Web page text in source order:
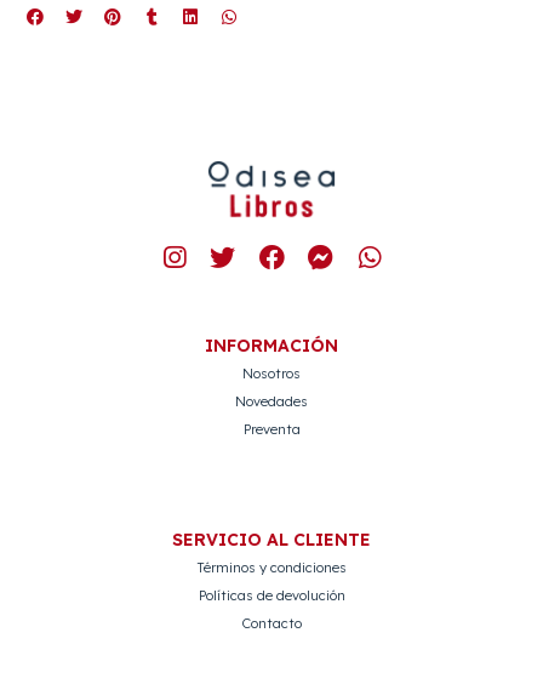
INFORMACIÓN
Nosotros
Novedades
Preventa
SERVICIO AL CLIENTE
Términos y condiciones
Políticas de devolución
Contacto